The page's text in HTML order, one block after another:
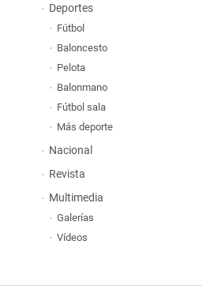
Deportes
Fútbol
Baloncesto
Pelota
Balonmano
Fútbol sala
Más deporte
Nacional
Revista
Multimedia
Galerías
Vídeos